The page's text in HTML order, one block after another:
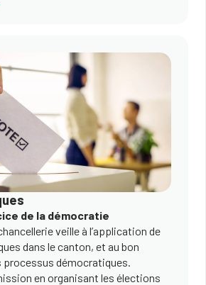
de la démocratie
veille à l’application de
dans le canton, et au bon
processus démocratiques.
en organisant les élections